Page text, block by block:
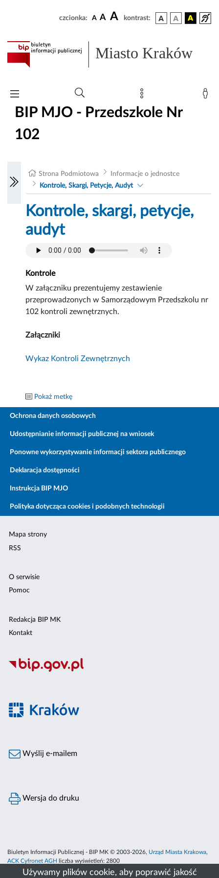
Używamy plików cookie, aby poprawić jakość
czcionka: A A A kontrast:
Miasto Kraków
BIP MJO - Przedszkole Nr
102
Strona Podmiotowa
Informacje o jednostce
Kontrole, Skargi, Petycje, Audyt
Kontrole, skargi, petycje,
audyt
Kontrole
W załączniku prezentujemy zestawienie
przeprowadzonych w Samorządowym Przedszkolu nr
102 kontroli zewnętrznych.
Załączniki
Wykaz Kontroli Zewnętrznych
Pokaż metkę
Ochrona danych osobowych
Udostępnianie informacji publicznej na wniosek
Ponowne wykorzystywanie informacji sektora publicznego
Deklaracja dostępności
Instrukcja BIP MJO
Polityka dotycząca cookies i podobnych technologii
Mapa strony
RSS
O serwisie
Pomoc
Redakcja BIP MK
Kontakt
Wyślij e-mailem
Wersja do druku
Biuletyn Informacji Publicznej - BIP MK © 2003-2026, Urząd Miasta Krakowa,
ACK Cyfronet AGH
liczba wyświetleń: 2800